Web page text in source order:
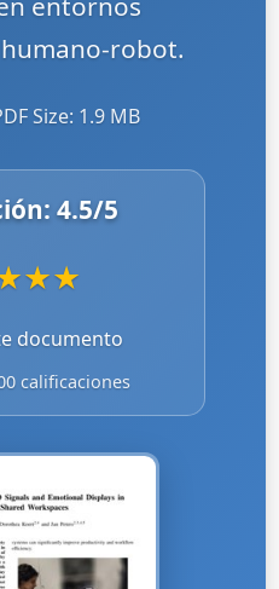
robot.
Size: 1.9 MB
4.5/5
★★
documento
calificaciones